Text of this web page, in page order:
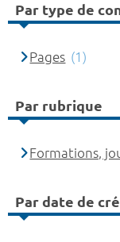
Par type de
Pages (1)
Par rubrique
Formations,
Par date de